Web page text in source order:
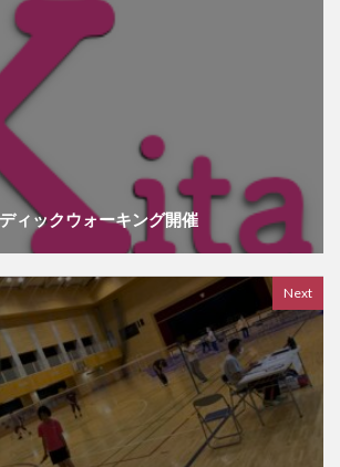
ィックウォーキング開催
Next